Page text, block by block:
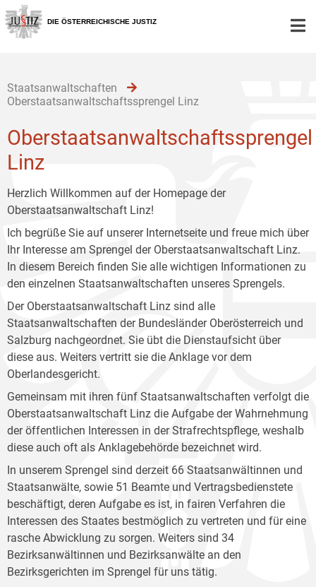
Zur
Hauptnavigation
[1]
Zum
Inhalt
[2]
Zum
Untermenü
[3]
DIE ÖSTERREICHISCHE JUSTIZ
Staatsanwaltschaften
Oberstaatsanwaltschaftssprengel Linz
Oberstaatsanwaltschaftssprengel
Linz
Herzlich Willkommen auf der Homepage der
Oberstaatsanwaltschaft Linz!
Ich begrüße Sie auf unserer Internetseite und freue mich über
Ihr Interesse am Sprengel der Oberstaatsanwaltschaft Linz.
In diesem Bereich finden Sie alle wichtigen Informationen zu
den einzelnen Staatsanwaltschaften unseres Sprengels.
Der Oberstaatsanwaltschaft Linz sind alle
Staatsanwaltschaften der Bundesländer Oberösterreich und
Salzburg nachgeordnet. Sie übt die Dienstaufsicht über
diese aus. Weiters vertritt sie die Anklage vor dem
Oberlandesgericht.
Gemeinsam mit ihren fünf Staatsanwaltschaften verfolgt die
Oberstaatsanwaltschaft Linz die Aufgabe der Wahrnehmung
der öffentlichen Interessen in der Strafrechtspflege, weshalb
diese auch oft als Anklagebehörde bezeichnet wird.
In unserem Sprengel sind derzeit 66 Staatsanwältinnen und
Staatsanwälte, sowie 51 Beamte und Vertragsbedienstete
beschäftigt, deren Aufgabe es ist, in fairen Verfahren die
Interessen des Staates bestmöglich zu vertreten und für eine
rasche Abwicklung zu sorgen. Weiters sind 34
Bezirksanwältinnen und Bezirksanwälte an den
Bezirksgerichten im Sprengel für uns tätig.